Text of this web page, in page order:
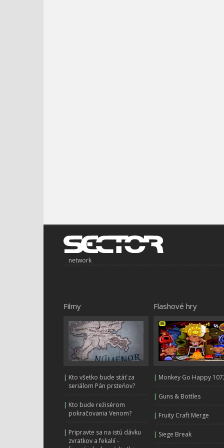
network
Filmy
| Kto všetko bude stáť za
seriálom Pán prsteňov?
| Kto bude režisérom
pokračovania Venom?
| Pripravte sa na istú dávku
zvratkov a fekalií -
Flashové hry
| Monkey Go Happy
| Guns & Bottles
| Fruity Craft Merge
| Siege Break